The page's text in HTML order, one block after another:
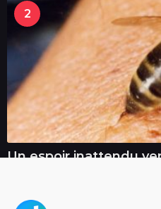
2
Un espoir inattendu
seulement.